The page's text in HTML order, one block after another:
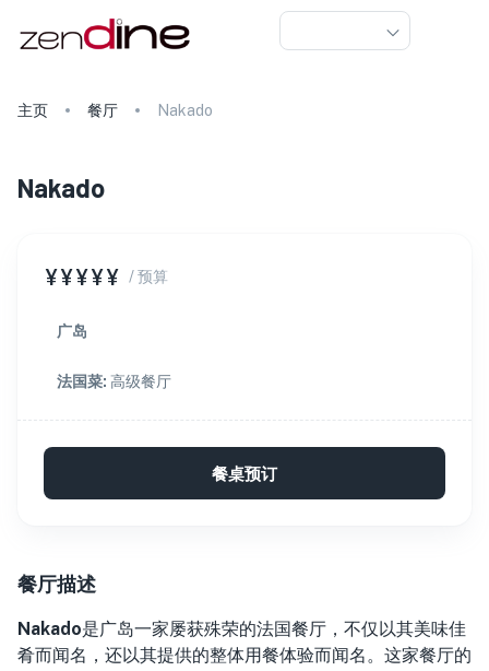
主页 餐厅 Nakado
Nakado
¥¥¥¥¥ / 预算
广岛
法国菜: 高级餐厅
餐桌预订
餐厅描述
Nakado是广岛一家屡获殊荣的法国餐厅，不仅以其美味佳
肴而闻名，还以其提供的整体用餐体验而闻名。这家餐厅的